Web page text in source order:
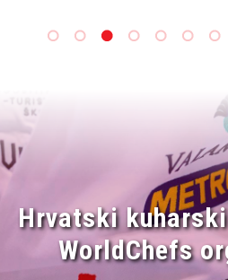
Hrvatski
WorldChefs